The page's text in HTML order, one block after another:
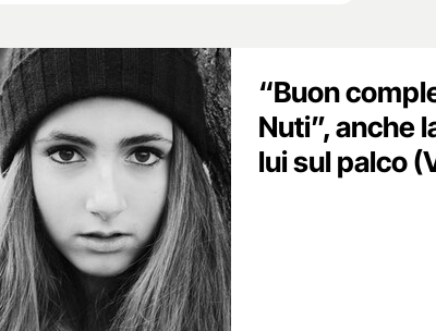
“Buon
Nuti”, anche
lui sul palco